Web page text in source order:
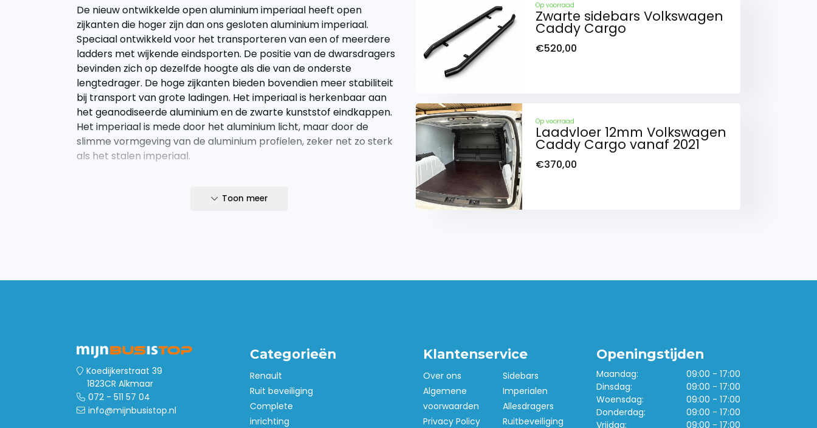
De nieuw ontwikkelde open aluminium imperiaal heeft open
zijkanten die hoger zijn dan ons gesloten aluminium imperiaal.
Speciaal ontwikkeld voor het transporteren van een of meerdere
ladders met wijkende eindsporten. De positie van de dwarsdragers
bevinden zich op dezelfde hoogte als die van de onderste
lengtedrager. De hoge zijkanten bieden bovendien meer stabiliteit
bij transport van grote ladingen. Het imperiaal is herkenbaar aan
het geanodiseerde aluminium en de zwarte kunststof eindkappen.
Het imperiaal is mede door het aluminium licht, maar door de
slimme vormgeving van de aluminium profielen, zeker net zo sterk
als het stalen imperiaal.
fabriek.
Toon meer
Op voorraad
Zwarte sidebars Volkswagen
Caddy Cargo
€520,00
Op voorraad
Laadvloer 12mm Volkswagen
Caddy Cargo vanaf 2021
€370,00
Koedijkerstraat 39
1823CR Alkmaar
072 - 511 57 04
info@mijnbusistop.nl
Categorieën
Renault
Ruit beveiliging
Complete
inrichting
Klantenservice
Over ons
Algemene
voorwaarden
Privacy Policy
Sidebars
Imperialen
Allesdragers
Ruitbeveiliging
Openingstijden
Maandag:
09:00 - 17:00
Dinsdag:
09:00 - 17:00
Woensdag:
09:00 - 17:00
Donderdag:
09:00 - 17:00
Vrijdag:
09:00 - 17:00